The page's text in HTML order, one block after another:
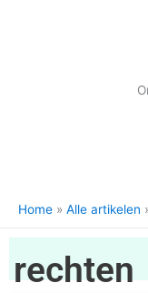
Home Alle artikelen
rechten